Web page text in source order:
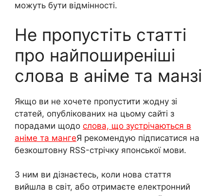
можуть бути відмінності.
Не пропустіть статті
про найпоширеніші
слова в аніме та манзі
Якщо ви не хочете пропустити жодну зі
статей, опублікованих на цьому сайті з
порадами щодо слова, що зустрічаються в
аніме та мангеЯ рекомендую підписатися на
безкоштовну RSS-стрічку японської мови.
З ним ви дізнаєтесь, коли нова стаття
вийшла в світ, або отримаєте електронний